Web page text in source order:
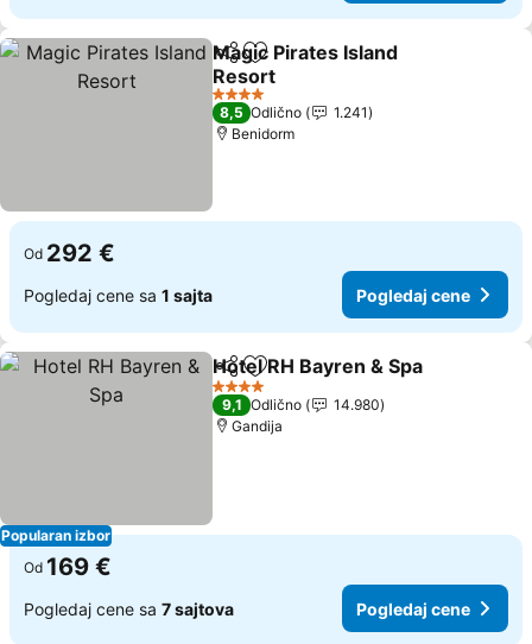
Deli Dodati u favorite
Magic Pirates Island
Resort
Pogledaj cene
4 Zvezdice
8,5 Odlično
1.241
Benidorm
Od 292 €
Pogledaj cene sa 1 sajta Pogledaj cene
Popularan izbor
Deli Dodati u favorite
Hotel RH Bayren & Spa
4 Zvezdice
9,1 Odlično
14.980
Gandija
Od 169 €
Pogledaj cene sa 7 sajtova Pogledaj cene